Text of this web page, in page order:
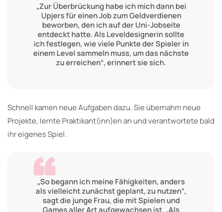
„Zur Überbrückung habe ich mich dann bei
Upjers für einen Job zum Geldverdienen
beworben, den ich auf der Uni-Jobseite
entdeckt hatte. Als Leveldesignerin sollte
ich festlegen, wie viele Punkte der Spieler in
einem Level sammeln muss, um das nächste
zu erreichen“, erinnert sie sich.
Schnell kamen neue Aufgaben dazu. Sie übernahm neue
Projekte, lernte Praktikant(inn)en an und verantwortete bald
ihr eigenes Spiel.
„So begann ich meine Fähigkeiten, anders
als vielleicht zunächst geplant, zu nutzen“,
sagt die junge Frau, die mit Spielen und
Games aller Art aufgewachsen ist. „Als